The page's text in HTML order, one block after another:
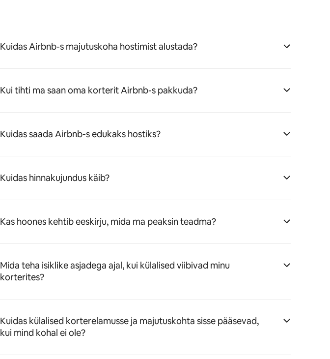
Kuidas Airbnb-s majutuskoha hostimist alustada?
Kui tihti ma saan oma korterit Airbnb-s pakkuda?
Kuidas saada Airbnb-s edukaks hostiks?
Kuidas hinnakujundus käib?
Kas hoones kehtib eeskirju, mida ma peaksin teadma?
Mida teha isiklike asjadega ajal, kui külalised viibivad minu
korterites?
Kuidas külalised korterelamusse ja majutuskohta sisse pääsevad,
kui mind kohal ei ole?